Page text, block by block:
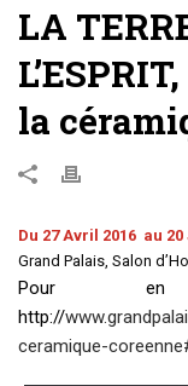
LA
la
Du 27 Avril 2016 au 20
Grand Palais, Salon
Pour
http://
ceramique-